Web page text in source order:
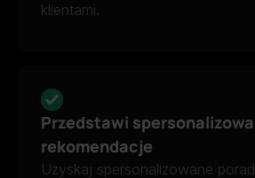
klientami.
Przedstawi
rekomendacje
Uzyskaj spersonalizowane